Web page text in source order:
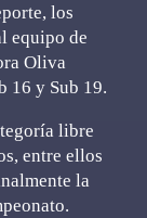
los
equipo de
Oliva
16 y Sub 19.
libre
entre ellos
la